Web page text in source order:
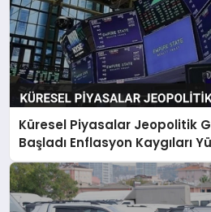
Küresel Piyasalar Jeopolitik
Başladı Enflasyon Kaygıları